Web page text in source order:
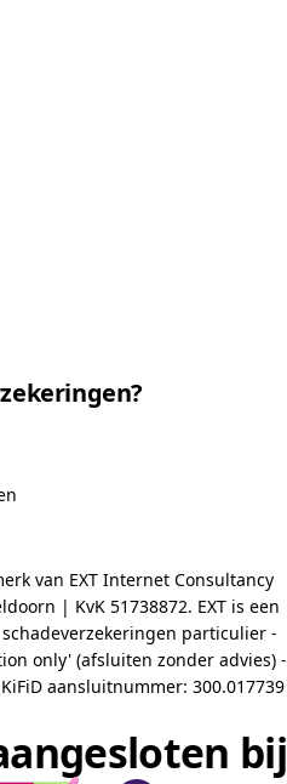
van EXT Internet Consultancy
| KvK 51738872. EXT is een
particulier -
only' (afsluiten zonder advies) -
aansluitnummer: 300.017739
bij